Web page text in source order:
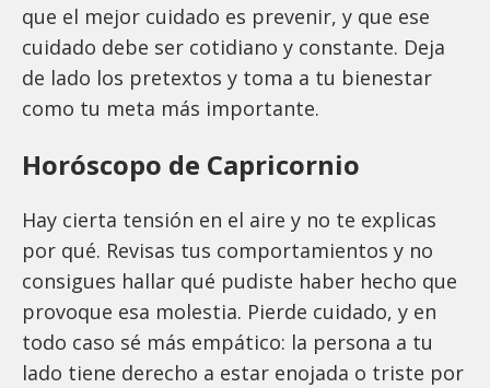
que el mejor cuidado es prevenir, y que ese
cuidado debe ser cotidiano y constante. Deja
de lado los pretextos y toma a tu bienestar
como tu meta más importante.
Horóscopo de Capricornio
Hay cierta tensión en el aire y no te explicas
por qué. Revisas tus comportamientos y no
consigues hallar qué pudiste haber hecho que
provoque esa molestia. Pierde cuidado, y en
todo caso sé más empático: la persona a tu
lado tiene derecho a estar enojada o triste por